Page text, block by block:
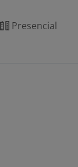
Presencial